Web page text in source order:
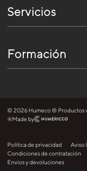
Servicios
Formación
© 2026 Humeco ® Productos
Made by
Política de privacidad Aviso
Condiciones de contratación
Envios y devoluciones